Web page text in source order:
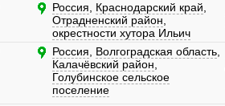
Россия Краснодарский край
Отрадненский район
окрестности хутора Ильич
Россия Волгоградская область
Калачёвский район
Голубинское сельское
поселение